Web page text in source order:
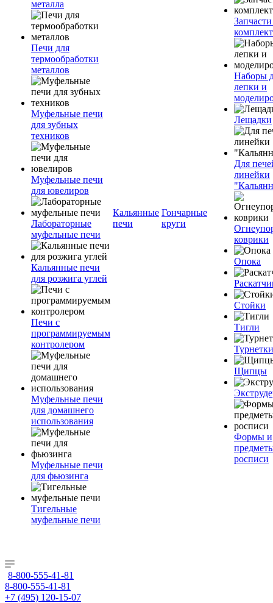
металла
Печи для
термообработки
металлов
Муфельные печи
для зубных
техников
Муфельные печи
для ювелиров
Лабораторные
муфельные печи
Кальянные печи
для розжига углей
Печи с
программируемым
контролером
Муфельные печи
для домашнего
использования
Муфельные печи
для фьюзинга
Тигельные
муфельные печи
Кальянные
печи
Гончарные
круги
Наборы
лепки и
Лещадки
Для
линейки
коврики
Опока
Стойки
Тигли
Турнетки
Щипцы
Формы и
росписи
8-800-555-41-81
8-800-555-41-81
+7 (495) 120-15-07